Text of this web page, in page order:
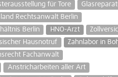
für Tore
Rechtsanwalt Berlin
Berlin HNO-Arzt
Hausnotruf
Zahnlabor in
Fachanwalt
Anstricharbeiten aller Art